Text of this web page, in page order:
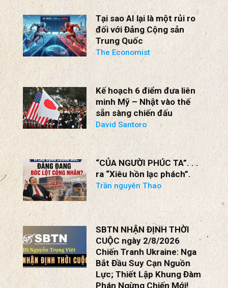
Tại sao AI lại là một rủi ro
đối với Đảng Cộng sản
Trung Quốc
The Economist
Kế hoạch 6 điểm đưa liên
minh Mỹ – Nhật vào thế
sẵn sàng chiến đấu
David Santoro
“CỦA NGƯỜI PHÚC TA”. . .
ra “Xiêu hồn lạc phách”.
Trần nguyên Thao
SBTN NHẬN ĐỊNH THỜI
CUỘC ngày 2/8/2026
Chiến Tranh Ukraine: Nga
Bắt Đầu Suy Cạn Nguồn
Lực; Thiết Lập Khung Đàm
Phán Ngừng Chiến Mới!